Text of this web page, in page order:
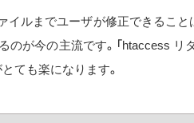
イルまでユーザが修正できるこ
のが今の主流です。「htaccess リ
ても楽になります。